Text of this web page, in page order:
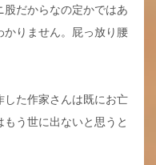
だからなの定かではあ
かりません。屁っ放り腰
た作家さんは既にお亡
う世に出ないと思うと